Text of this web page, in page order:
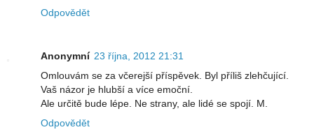
Odpovědět
Anonymní 23 října, 2012 21:31
Omlouvám se za včerejší příspěvek. Byl příliš zlehčující.
Vaš názor je hlubší a více emoční.
Ale určitě bude lépe. Ne strany, ale lidé se spojí. M.
Odpovědět